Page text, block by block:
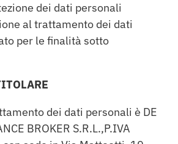
dei dati personali
al trattamento dei dati
per le finalità sotto
dei dati personali è DE
BROKER S.R.L.,P.IVA